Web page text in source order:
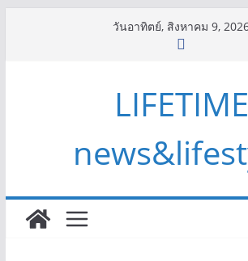
วันอาทิตย์, สิงหาคม 9,
LIFETIME